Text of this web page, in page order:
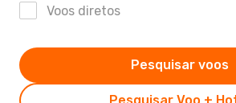
Voos diretos
Pesquisar voos